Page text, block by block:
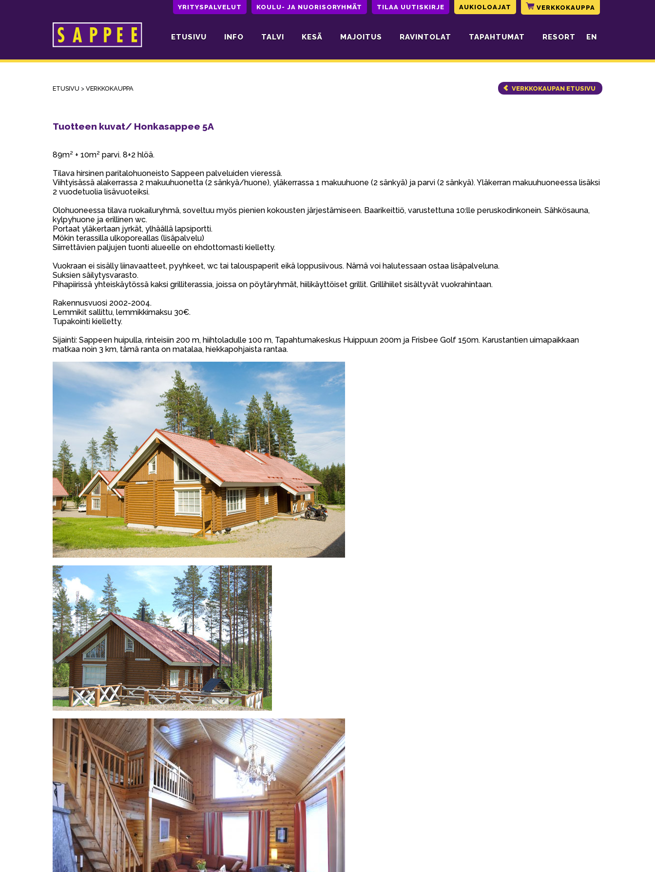
YRITYSPALVELUT KOULU- JA NUORISORYHMÄT TILAA UUTISKIRJE AUKIOLOAJAT VERKKOKAUPPA
Päävalikko ETUSIVU INFO TALVI KESÄ MAJOITUS RAVINTOLAT TAPAHTUMAT RESORT EN
ETUSIVU > VERKKOKAUPPA VERKKOKAUPAN ETUSIVU
Tuotteen kuvat/ Honkasappee 5A
89m² + 10m² parvi. 8+2 hlöä.
Tilava hirsinen paritalohuoneisto Sappeen palveluiden vieressä.
Viihtyisässä alakerrassa 2 makuuhuonetta (2 sänkyä/huone), yläkerrassa 1 makuuhuone (2 sänkyä) ja parvi (2 sänkyä). Yläkerran makuuhuoneessa lisäksi
2 vuodetuolia lisävuoteiksi.
Olohuoneessa tilava ruokailuryhmä, soveltuu myös pienien kokousten järjestämiseen. Baarikeittiö, varustettuna 10:lle peruskodinkonein. Sähkösauna,
kylpyhuone ja erillinen wc.
Portaat yläkertaan jyrkät, ylhäällä lapsiportti.
Mökin terassilla ulkoporeallas (lisäpalvelu)
Siirrettävien paljujen tuonti alueelle on ehdottomasti kielletty.
Vuokraan ei sisälly liinavaatteet, pyyhkeet, wc tai talouspaperit eikä loppusiivous. Nämä voi halutessaan ostaa lisäpalveluna.
Suksien säilytysvarasto.
Pihapiirissä yhteiskäytössä kaksi grilliterassia, joissa on pöytäryhmät, hiilikäyttöiset grillit. Grillihiilet sisältyvät vuokrahintaan.
Rakennusvuosi 2002-2004.
Lemmikit sallittu, lemmikkimaksu 30€.
Tupakointi kielletty.
Sijainti: Sappeen huipulla, rinteisiin 200 m, hiihtoladulle 100 m, Tapahtumakeskus Huippuun 200m ja Frisbee Golf 150m. Karustantien uimapaikkaan
matkaa noin 3 km, tämä ranta on matalaa, hiekkapohjaista rantaa.